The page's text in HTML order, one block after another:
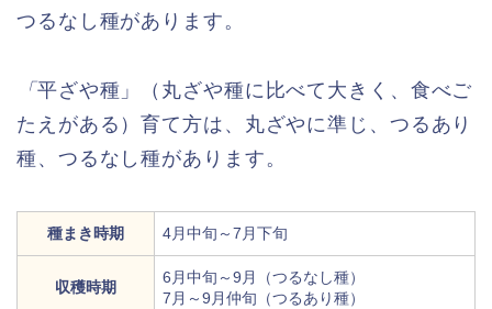
つるなし種があります。
「 平ざや種」（丸ざや種に比べて大きく、食べご
たえがある）育て方は、丸ざやに準じ、つるあり
種、つるなし種があります。
種まき時期 4月中旬～7月下旬
収穫時期
6月中旬～9月（つるなし種）
7月～9月仲旬（つるあり種）